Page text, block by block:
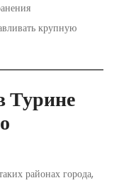
крупную
Турине
районах города,